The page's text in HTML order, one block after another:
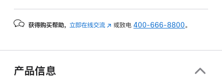
获得购买帮助， 立即在线交流 (在 或致电400-666-8800。
产品信息